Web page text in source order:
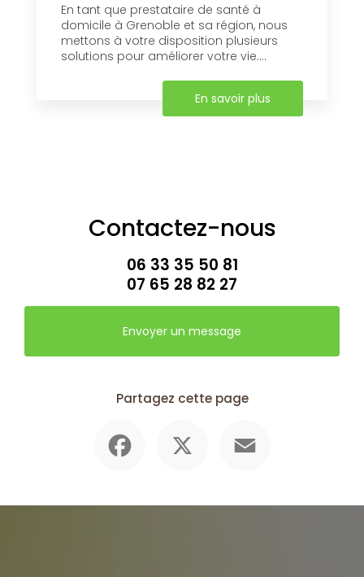
En tant que prestataire de santé à
domicile à Grenoble et sa région, nous
mettons à votre disposition plusieurs
solutions pour améliorer votre vie....
En savoir plus
Contactez-nous
06 33 35 50 81
07 65 28 82 27
Envoyer un message
Partagez cette page